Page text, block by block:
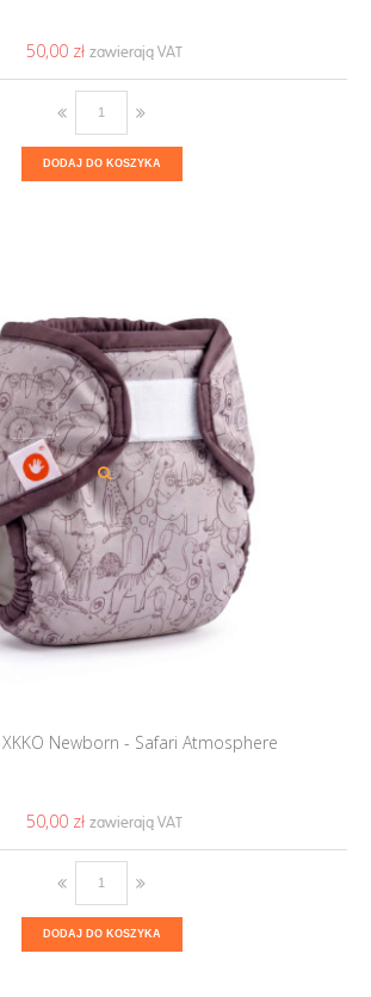
50,00 ‎zł
DODAJ DO KOSZYKA
Newborn - Safari Atmosphere
50,00 ‎zł
DODAJ DO KOSZYKA